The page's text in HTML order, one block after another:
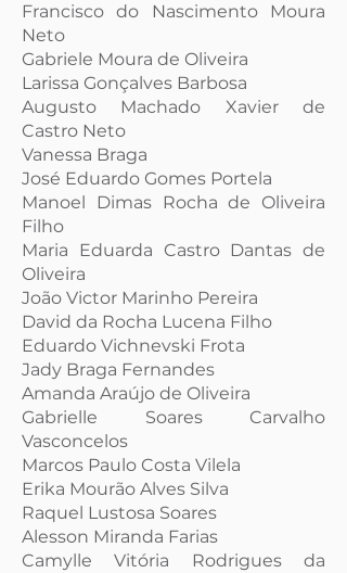
Francisco do Nascimento Moura
Neto
Gabriele Moura de Oliveira
Larissa Gonçalves Barbosa
Augusto Machado Xavier de
Castro Neto
Vanessa Braga
José Eduardo Gomes Portela
Manoel Dimas Rocha de Oliveira
Filho
Maria Eduarda Castro Dantas de
Oliveira
João Victor Marinho Pereira
David da Rocha Lucena Filho
Eduardo Vichnevski Frota
Jady Braga Fernandes
Amanda Araújo de Oliveira
Gabrielle Soares Carvalho
Vasconcelos
Marcos Paulo Costa Vilela
Erika Mourão Alves Silva
Raquel Lustosa Soares
Alesson Miranda Farias
Camylle Vitória Rodrigues da